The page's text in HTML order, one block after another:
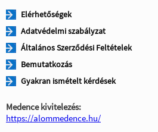
Elérhetőségek
Adatvédelmi szabályzat
Általános Szerződési Feltételek
Bemutatkozás
Gyakran ismételt kérdések
Medence kivitelezés:
https://alommedence.hu/